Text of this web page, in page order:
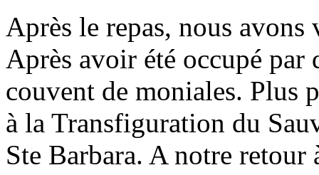
Après le repas, nous avons
Après avoir été occupé par
couvent de moniales. Plus
à la Transfiguration du
Ste Barbara. A notre retour